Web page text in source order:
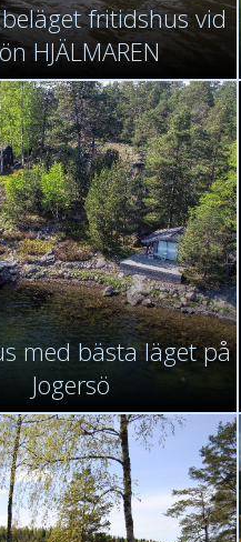
fritidshus vid
HJÄLMAREN
med bästa läget på
Jogersö